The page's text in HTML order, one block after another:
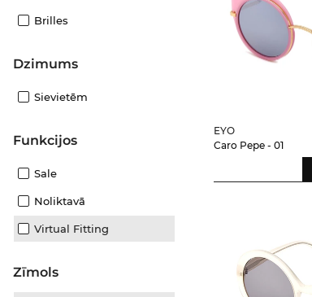
Brilles
Dzimums
Sievietēm
funkcijos
Sale
Noliktavā
Virtual Fitting
Zīmols
EYO
Caro Pepe - 01